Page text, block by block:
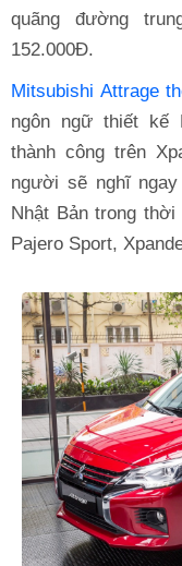
quãng đường
152.000Đ.
Mitsubishi Attrage
ngôn ngữ thiết kế
thành công trên
người sẽ nghĩ
Nhật Bản trong
Pajero Sport,